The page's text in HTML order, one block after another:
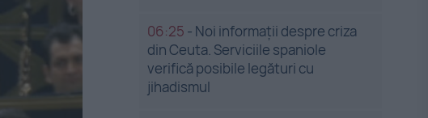
06:25 - Noi informații despre criza
din Ceuta. Serviciile spaniole
verifică posibile legături cu
jihadismul